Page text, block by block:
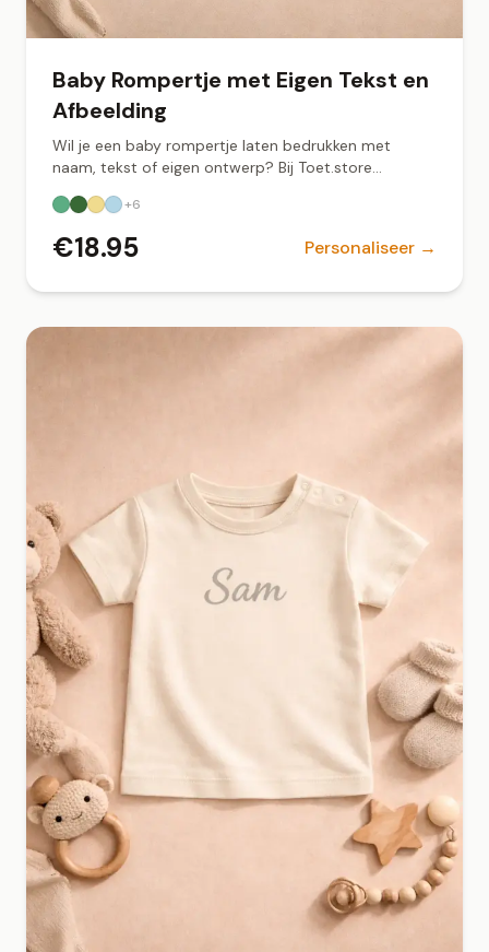
Baby Rompertje met Eigen Tekst en
Afbeelding
Wil je een baby rompertje laten bedrukken met
naam, tekst of eigen ontwerp? Bij Toet.store
Zacht biologisch katoen, snel geleverd vanuit
Groningen.
+6
€18.95 Personaliseer →